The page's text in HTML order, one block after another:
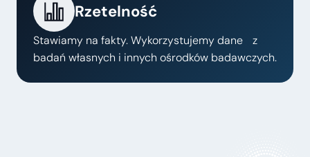
Rzetelność
Stawiamy na fakty. Wykorzystujemy dane z
badań własnych i innych ośrodków badawczych.